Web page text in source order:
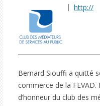
http://
Bernard Siouffi a quitté
commerce de la
d’honneur du club des